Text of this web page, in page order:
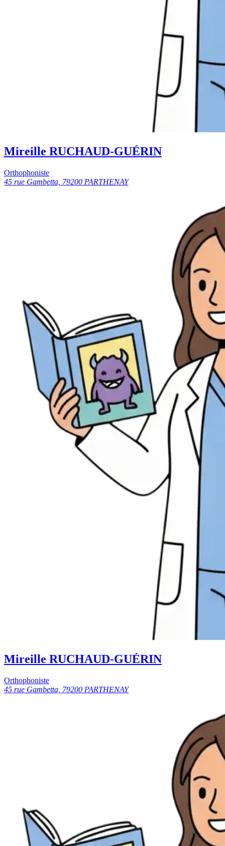
Mireille RUCHAUD-GUÉRIN
Orthophoniste
45 rue Gambetta, 79200 PARTHENAY
Mireille RUCHAUD-GUÉRIN
Orthophoniste
45 rue Gambetta, 79200 PARTHENAY